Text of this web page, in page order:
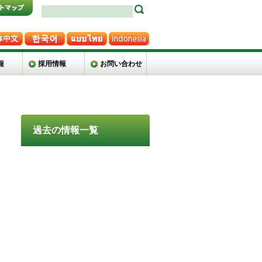
採用情報 お問い合わせ
過去の情報一覧